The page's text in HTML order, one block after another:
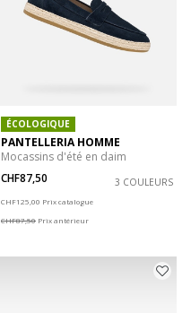
ÉCOLOGIQUE
PANTELLERIA HOMME
Mocassins d'été en daim
CHF87,50
3 COULEURS
CHF125,00 Prix catalogue
CHF87,50 Prix antérieur